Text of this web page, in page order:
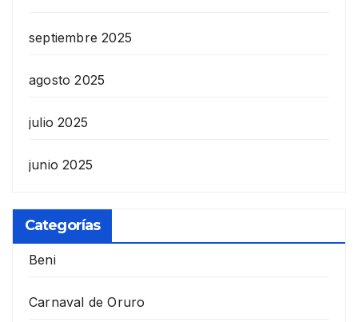
septiembre 2025
agosto 2025
julio 2025
junio 2025
Categorías
Beni
Carnaval de Oruro